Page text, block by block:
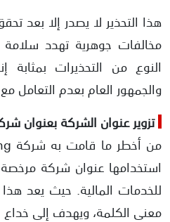
هذا التحذير لا يصدر إلا بعد
مخالفات جوهرية تهدد
النوع من التحذيرات بمثابة
والجمهور العام بعدم التعامل
تزوير عنوان الشركة بعنوان
استخدامها عنوان شركة
للخدمات المالية. حيث يعد
معنى الكلمة، ويهدف إلى خداع